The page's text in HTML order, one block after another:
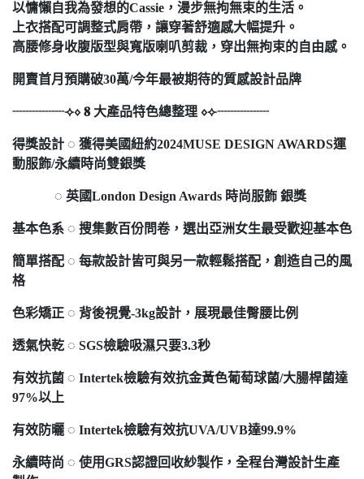
以慵懶自我為發想的Cassie，漫步無拘無束的生活。
上衣搭配可調整式肩帶，讓穿著舒適感大幅提升。
高腰修身收腹版型與寬版喇叭剪裁，穿出無拘束的自由感。
開賣首月預購破30萬/今年最被期待的質感設計品牌
┈┈┈┈⟢⋄ 𝟖 大產品特色總整理 ⋄⟣┈┈┈┈
得獎設計 ◌ 獲得美國紐約2024MUSE DESIGN AWARDS運
動服飾/永續時尚雙銀獎
◌ 英國London Design Awards 時尚服飾 銀獎
基本色系 ◌ 搜集數百份問卷，選出亞洲女生最受歡迎基本色
簡單搭配 ◌ 每款設計皆可與另一款輕鬆搭配，創造自己的風
格
色彩矯正 ◌ 背後視覺-3kg設計，展現最佳臀腰比例
透氣快乾 ◌ SGS檢驗吸濕只要3.3秒
有效抗菌 ◌ Intertek檢驗有效抗金黃色葡萄球菌/大腸桿菌達
97%以上
有效防曬 ◌ Intertek檢驗有效抗UVA/UVB達99.9%
永續時尚 ◌ 使用GRS認證回收紗製作，全程台灣設計生產